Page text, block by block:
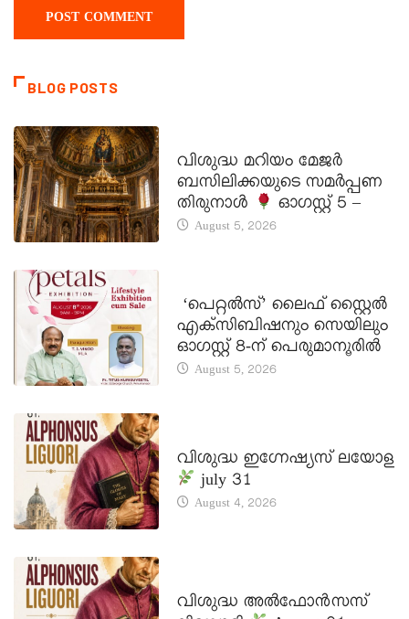
BLOG POSTS
വിശുദ്ധ മറിയം മേജർ
ബസിലിക്കയുടെ സമർപ്പണ
തിരുനാൾ
ഓഗസ്റ്റ് 5 –
August 5, 2026
‘പെറ്റൽസ്’ ലൈഫ് സ്റ്റൈൽ
എക്സിബിഷനും സെയിലും
ഓഗസ്റ്റ് 8-ന് പെരുമാനൂരിൽ
August 5, 2026
വിശുദ്ധ ഇഗ്നേഷ്യസ് ലയോള
july 31
August 4, 2026
വിശുദ്ധ അൽഫോൻസസ്